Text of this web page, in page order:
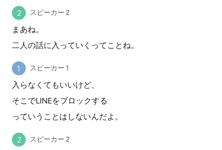
スピーカー 2
まあね。
二人の話に入っていくってことね。
スピーカー 1
入らなくてもいいけど、
そこでLINEをブロックする
っていうことはしないんだよ。
スピーカー 2